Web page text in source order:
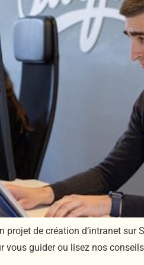
de création d’intranet
guider ou lisez nos